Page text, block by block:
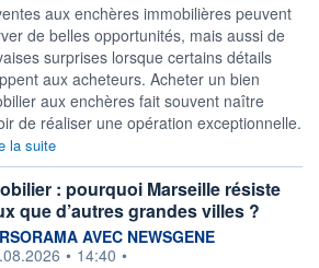
aux enchères immobilières peuvent
de belles opportunités, mais aussi de
surprises lorsque certains détails
aux acheteurs. Acheter un bien
aux enchères fait souvent naître
de réaliser une opération exceptionnelle.
la suite
: pourquoi Marseille résiste
que d’autres grandes villes ?
fournie par
AVEC NEWSGENE
• 14:40 •